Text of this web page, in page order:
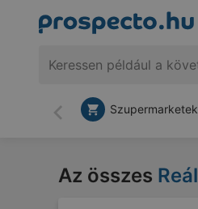
Vissza
Szupermarketek
Az összes Reál